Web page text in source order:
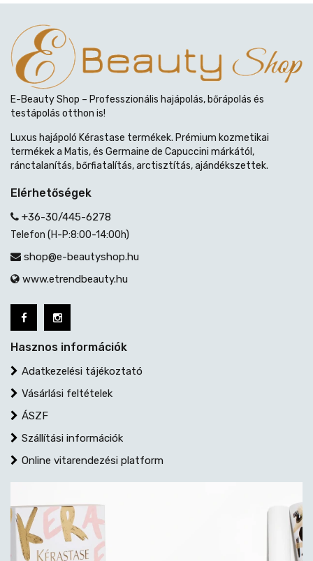
E-Beauty Shop – Professzionális hajápolás, bőrápolás és
testápolás otthon is!
Luxus hajápoló Kérastase termékek. Prémium kozmetikai
termékek a Matis, és Germaine de Capuccini márkától,
ránctalanítás, bőrfiatalítás, arctisztítás, ajándékszettek.
Elérhetőségek
+36-30/445-6278
Telefon (H-P:8:00-14:00h)
shop@e-beautyshop.hu
www.etrendbeauty.hu
Hasznos információk
Adatkezelési tájékoztató
Vásárlási feltételek
ÁSZF
Szállítási információk
Online vitarendezési platform